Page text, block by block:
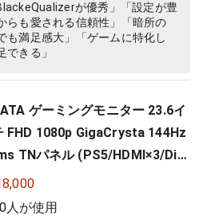
が優秀」「設定が豊
らも愛される信頼性」「暗所の
も満足感大」「ゲームに特化し
きる」
ゲーミングモニター 23.6イ
FHD 1080p GigaCrysta 144Hz
TNパネル (PS5/HDMI×3/Dis
スピーカー付/高さ調整/縦
転) EX-LDGC242HTB
人が使用